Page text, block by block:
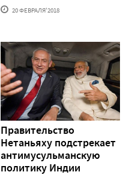
20 ФЕВРАЛЯ'2018
Правительство
Нетаньяху подстрекает
антимусульманскую
политику Индии